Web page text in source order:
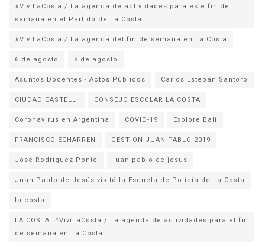
#VivíLaCosta / La agenda de actividades para este fin de
semana en el Partido de La Costa
#VivíLaCosta / La agenda del fin de semana en La Costa
6 de agosto
8 de agosto
Asuntos Docentes - Actos Públicos
Carlos Esteban Santoro
CIUDAD CASTELLI
CONSEJO ESCOLAR LA COSTA
Coronavirus en Argentina
COVID-19
Explore Bali
FRANCISCO ECHARREN
GESTION JUAN PABLO 2019
José Rodríguez Ponte
juan pablo de jesus
la costa
LA COSTA: #VivíLaCosta / La agenda de actividades para el fin
de semana en La Costa